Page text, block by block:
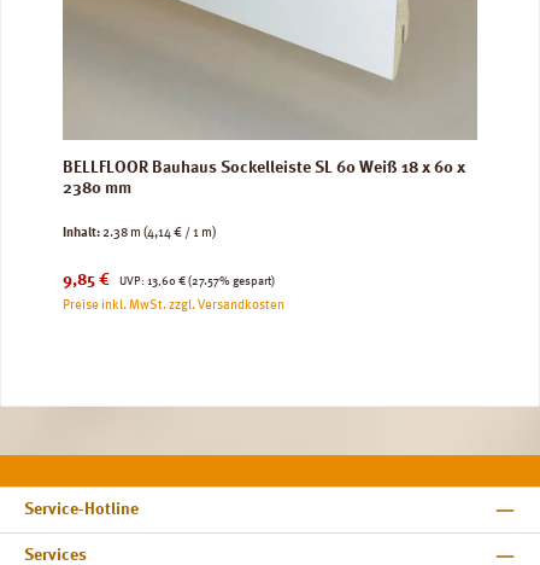
BELLFLOOR Bauhaus Sockelleiste SL 60 Weiß 18 x 60 x
2380 mm
Inhalt:2.38 m (4,14 € / 1 m)
Verkaufspreis:
9,85 € UVP:
Regulärer Preis:
13,60 € (27.57% gespart)
Preise inkl. MwSt. zzgl. Versandkosten
Service-Hotline
Services